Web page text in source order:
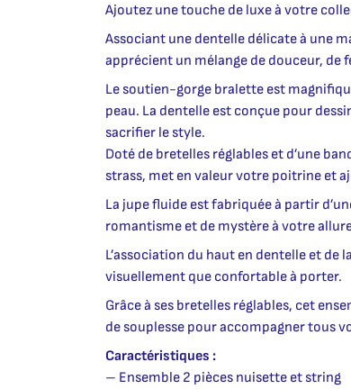
Ajoutez une touche de luxe à votre
Associant une dentelle délicate à une
apprécient un mélange de douceur, de
Le soutien-gorge bralette est
peau. La dentelle est conçue pour
sacrifier le style.
Doté de bretelles réglables et d’une
strass, met en valeur votre poitrine et
La jupe fluide est fabriquée à partir
romantisme et de mystère à votre
L’association du haut en dentelle et
visuellement que confortable à porter.
Grâce à ses bretelles réglables, cet
de souplesse pour accompagner tous
Caractéristiques :
– Ensemble 2 pièces nuisette et string